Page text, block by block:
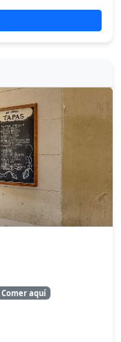
Comer aquí